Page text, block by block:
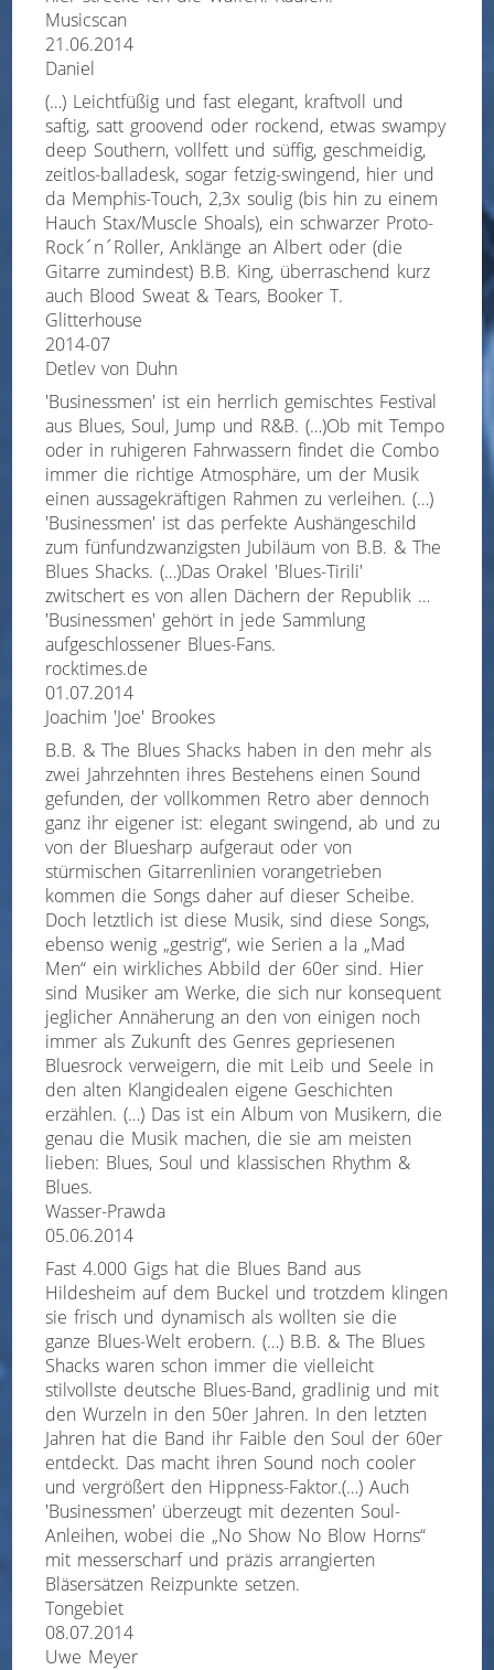
Musicscan
21.06.2014
Daniel
(…) Leichtfüßig und fast elegant, kraftvoll und
saftig, satt groovend oder rockend, etwas swampy
deep Southern, vollfett und süffig, geschmeidig,
zeitlos-balladesk, sogar fetzig-swingend, hier und
da Memphis-Touch, 2,3x soulig (bis hin zu einem
Hauch Stax/Muscle Shoals), ein schwarzer Proto-
Rock´n´Roller, Anklänge an Albert oder (die
Gitarre zumindest) B.B. King, überraschend kurz
auch Blood Sweat & Tears, Booker T.
Glitterhouse
2014-07
Detlev von Duhn
'Businessmen' ist ein herrlich gemischtes Festival
aus Blues, Soul, Jump und R&B. (…)Ob mit Tempo
oder in ruhigeren Fahrwassern findet die Combo
immer die richtige Atmosphäre, um der Musik
einen aussagekräftigen Rahmen zu verleihen. (…)
'Businessmen' ist das perfekte Aushängeschild
zum fünfundzwanzigsten Jubiläum von B.B. & The
Blues Shacks. (…)Das Orakel 'Blues-Tirili'
zwitschert es von allen Dächern der Republik …
'Businessmen' gehört in jede Sammlung
aufgeschlossener Blues-Fans.
rocktimes.de
01.07.2014
Joachim 'Joe' Brookes
B.B. & The Blues Shacks haben in den mehr als
zwei Jahrzehnten ihres Bestehens einen Sound
gefunden, der vollkommen Retro aber dennoch
ganz ihr eigener ist: elegant swingend, ab und zu
von der Bluesharp aufgeraut oder von
stürmischen Gitarrenlinien vorangetrieben
kommen die Songs daher auf dieser Scheibe.
Doch letztlich ist diese Musik, sind diese Songs,
ebenso wenig „gestrig“, wie Serien a la „Mad
Men“ ein wirkliches Abbild der 60er sind. Hier
sind Musiker am Werke, die sich nur konsequent
jeglicher Annäherung an den von einigen noch
immer als Zukunft des Genres gepriesenen
Bluesrock verweigern, die mit Leib und Seele in
den alten Klangidealen eigene Geschichten
erzählen. (…) Das ist ein Album von Musikern, die
genau die Musik machen, die sie am meisten
lieben: Blues, Soul und klassischen Rhythm &
Blues.
Wasser-Prawda
05.06.2014
Fast 4.000 Gigs hat die Blues Band aus
Hildesheim auf dem Buckel und trotzdem klingen
sie frisch und dynamisch als wollten sie die
ganze Blues-Welt erobern. (…) B.B. & The Blues
Shacks waren schon immer die vielleicht
stilvollste deutsche Blues-Band, gradlinig und mit
den Wurzeln in den 50er Jahren. In den letzten
Jahren hat die Band ihr Faible den Soul der 60er
entdeckt. Das macht ihren Sound noch cooler
und vergrößert den Hippness-Faktor.(…) Auch
'Businessmen' überzeugt mit dezenten Soul-
Anleihen, wobei die „No Show No Blow Horns“
mit messerscharf und präzis arrangierten
Bläsersätzen Reizpunkte setzen.
Tongebiet
08.07.2014
Uwe Meyer